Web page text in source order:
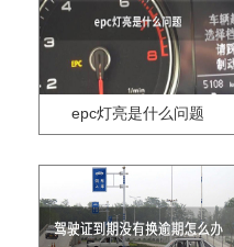
epc灯亮是什么问题